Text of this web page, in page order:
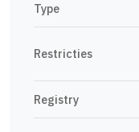
Type
Restricties
Registry